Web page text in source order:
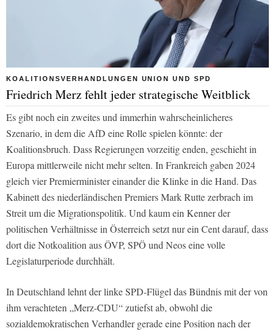
KOALITIONSVERHANDLUNGEN UNION UND SPD
Friedrich Merz fehlt jeder strategische Weitblick
Es gibt noch ein zweites und immerhin wahrscheinlicheres
Szenario, in dem die AfD eine Rolle spielen könnte: der
Koalitionsbruch. Dass Regierungen vorzeitig enden, geschieht in
Europa mittlerweile nicht mehr selten. In Frankreich gaben 2024
gleich vier Premierminister einander die Klinke in die Hand. Das
Kabinett des niederländischen Premiers Mark Rutte zerbrach im
Streit um die Migrationspolitik. Und kaum ein Kenner der
politischen Verhältnisse in Österreich setzt nur ein Cent darauf, dass
dort die Notkoalition aus ÖVP, SPÖ und Neos eine volle
Legislaturperiode durchhält.
In Deutschland lehnt der linke SPD-Flügel das Bündnis mit der von
ihm verachteten „Merz-CDU“ zutiefst ab, obwohl die
sozialdemokratischen Verhandler gerade eine Position nach der